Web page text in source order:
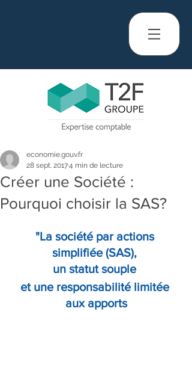
Créer une Société :
Pourquoi choisir la SAS?
economie.gouv.fr
28 sept. 20174 min de lecture
"La société par actions
simplifiée (SAS),
un statut souple
et une responsabilité limitée
aux apports